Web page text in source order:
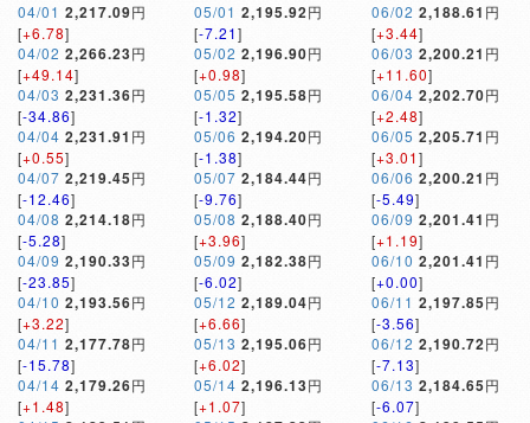
04/01 2,217.09円
[+6.78]
04/02 2,266.23円
[+49.14]
04/03 2,231.36円
[-34.86]
04/04 2,231.91 円
[+0.55]
04/07 2,219.45円
[-12.46]
04/08 2,214.18円
[-5.28]
04/09 2,190.33円
[-23.85]
04/10 2,193.56円
[+3.22]
04/11 2,177.78円
[-15.78]
04/14 2,179.26円
[+1.48]
05/01 2,195.92円
[-7.21]
05/02 2,196.90円
[+0.98]
05/05 2,195.58円
[-1.32]
05/06 2,194.20円
[-1.38]
05/07 2,184.44円
[-9.76]
05/08 2,188.40円
[+3.96]
05/09 2,182.38円
[-6.02]
05/12 2,189.04円
[+6.66]
05/13 2,195.06円
[+6.02]
05/14 2,196.13円
[+1.07]
06/02 2,188.61 円
[+3.44]
06/03 2,200.21 円
[+11.60]
06/04 2,202.70円
[+2.48]
06/05 2,205.71 円
[+3.01]
06/06 2,200.21 円
[-5.49]
06/09 2,201.41 円
[+1.19]
06/10 2,201.41 円
[+0.00]
06/11 2,197.85円
[-3.56]
06/12 2,190.72円
[-7.13]
06/13 2,184.65円
[-6.07]